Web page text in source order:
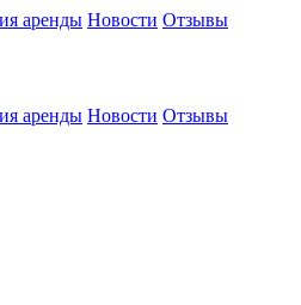
аренды Новости Отзывы
аренды Новости Отзывы